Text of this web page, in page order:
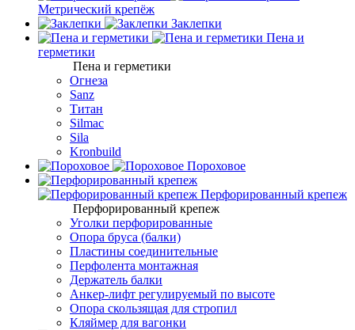
Метрический крепёж
Заклепки
Пена и
герметики
Пена и герметики
Огнеза
Sanz
Титан
Silmac
Sila
Kronbuild
Пороховое
Перфорированный крепеж
Перфорированный крепеж
Уголки перфорированные
Опора бруса (балки)
Пластины соединительные
Перфолента монтажная
Держатель балки
Анкер-лифт регулируемый по высоте
Опора скользящая для стропил
Кляймер для вагонки